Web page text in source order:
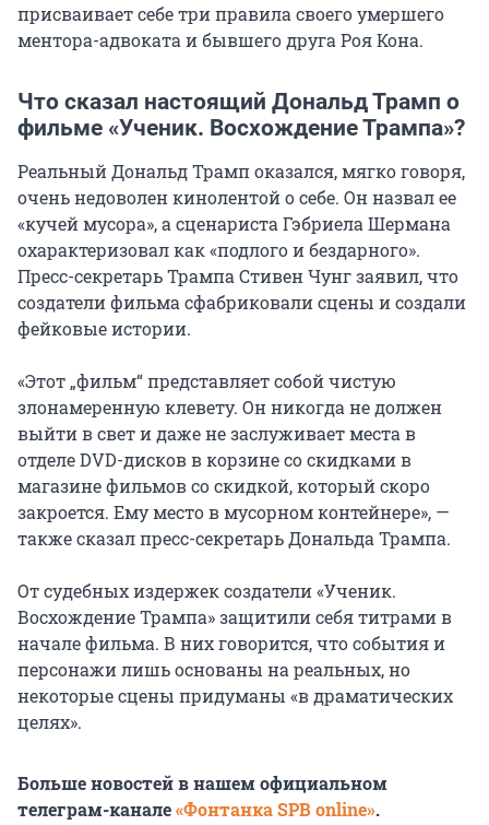
присваивает себе три правила своего умершего
ментора-адвоката и бывшего друга Роя Кона.
Что сказал настоящий Дональд Трамп о
фильме «Ученик. Восхождение Трампа»?
Реальный Дональд Трамп оказался, мягко говоря,
очень недоволен кинолентой о себе. Он назвал ее
«кучей мусора», а сценариста Гэбриела Шермана
охарактеризовал как «подлого и бездарного».
Пресс-секретарь Трампа Стивен Чунг заявил, что
создатели фильма сфабриковали сцены и создали
фейковые истории.
«Этот „фильм“ представляет собой чистую
злонамеренную клевету. Он никогда не должен
выйти в свет и даже не заслуживает места в
отделе DVD-дисков в корзине со скидками в
магазине фильмов со скидкой, который скоро
закроется. Ему место в мусорном контейнере», —
также сказал пресс-секретарь Дональда Трампа.
От судебных издержек создатели «Ученик.
Восхождение Трампа» защитили себя титрами в
начале фильма. В них говорится, что события и
персонажи лишь основаны на реальных, но
некоторые сцены придуманы «в драматических
целях».
Больше новостей в нашем официальном
телеграм-канале«Фонтанка SPB online».